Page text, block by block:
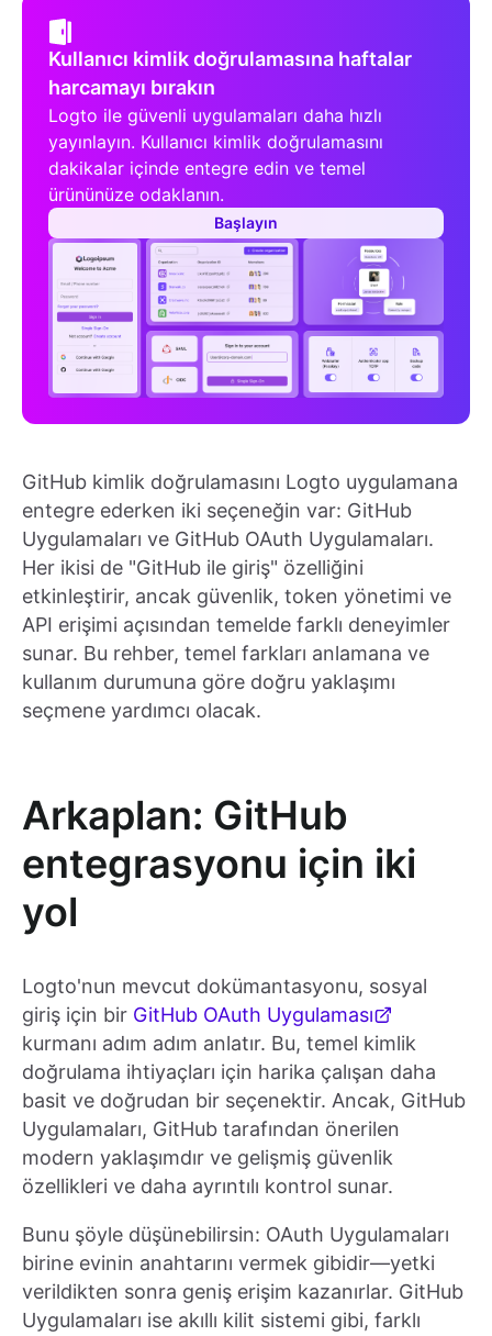
Kullanıcı kimlik doğrulamasına haftalar
harcamayı bırakın
Logto ile güvenli uygulamaları daha hızlı
yayınlayın. Kullanıcı kimlik doğrulamasını
dakikalar içinde entegre edin ve temel
ürününüze odaklanın.
Başlayın
GitHub kimlik doğrulamasını Logto uygulamana
entegre ederken iki seçeneğin var: GitHub
Uygulamaları ve GitHub OAuth Uygulamaları.
Her ikisi de "GitHub ile giriş" özelliğini
etkinleştirir, ancak güvenlik, token yönetimi ve
API erişimi açısından temelde farklı deneyimler
sunar. Bu rehber, temel farkları anlamana ve
kullanım durumuna göre doğru yaklaşımı
seçmene yardımcı olacak.
Arkaplan: GitHub
entegrasyonu için iki
yol
Logto'nun mevcut dokümantasyonu, sosyal
giriş için bir GitHub OAuth Uygulaması
kurmanı adım adım anlatır. Bu, temel kimlik
doğrulama ihtiyaçları için harika çalışan daha
basit ve doğrudan bir seçenektir. Ancak, GitHub
Uygulamaları, GitHub tarafından önerilen
modern yaklaşımdır ve gelişmiş güvenlik
özellikleri ve daha ayrıntılı kontrol sunar.
Bunu şöyle düşünebilirsin: OAuth Uygulamaları
birine evinin anahtarını vermek gibidir—yetki
verildikten sonra geniş erişim kazanırlar. GitHub
Uygulamaları ise akıllı kilit sistemi gibi, farklı